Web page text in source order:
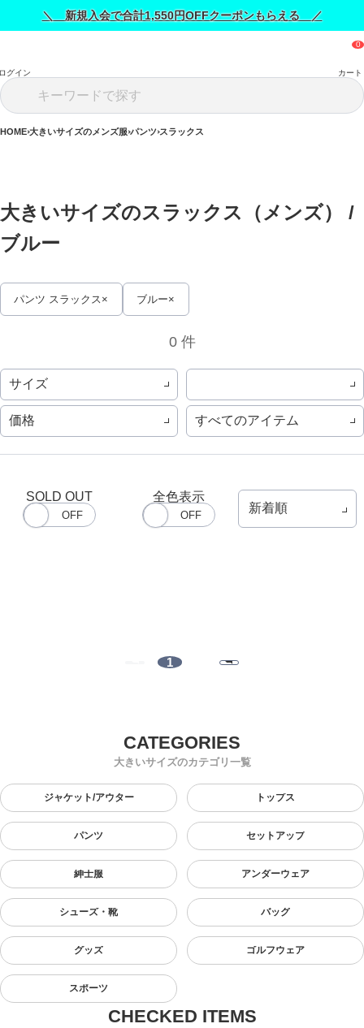
＼ 新規入会で合計1,550円OFFクーポンもらえる ／
グイン カート
HOME 大きいサイズのメンズ服 パンツ スラックス
ブルー
パンツ スラックス ブルー
0 件
サイズ
価格 すべてのアイテム
SOLD OUT 全色表示
1
大きいサイズのカテゴリ一覧
ジャケット/アウター トップス
パンツ セットアップ
紳士服 アンダーウェア
シューズ・靴 バッグ
グッズ ゴルフウェア
スポーツ